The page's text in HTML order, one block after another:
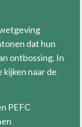
dat hun
ontbossing. In
naar de
PEFC